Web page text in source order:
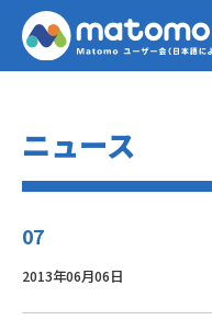
Home»
Piwik1.12、新機能、
ース»07
ニュース
07
2013年06月06日